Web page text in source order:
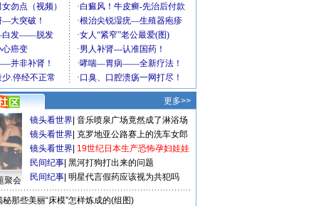
更多>>
聚会
镜头看世界 音乐喷泉广场竟然成了淋浴场
镜头看世界 克罗地亚公路赛上的洗车女郎
镜头看世界 19世纪日本生产恐怖孕妇娃娃
民间纪事 黑河打狗打出来的问题
民间纪事 明星代言假药应该视为共犯吗
秘那些美丽“床模”怎样炼成的(组图)